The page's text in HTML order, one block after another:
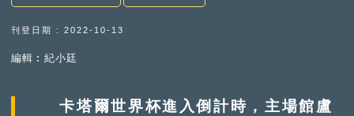
刊登日期 : 2022-10-13
編輯︰紀小廷
卡塔爾世界杯進入倒計時，主場館盧